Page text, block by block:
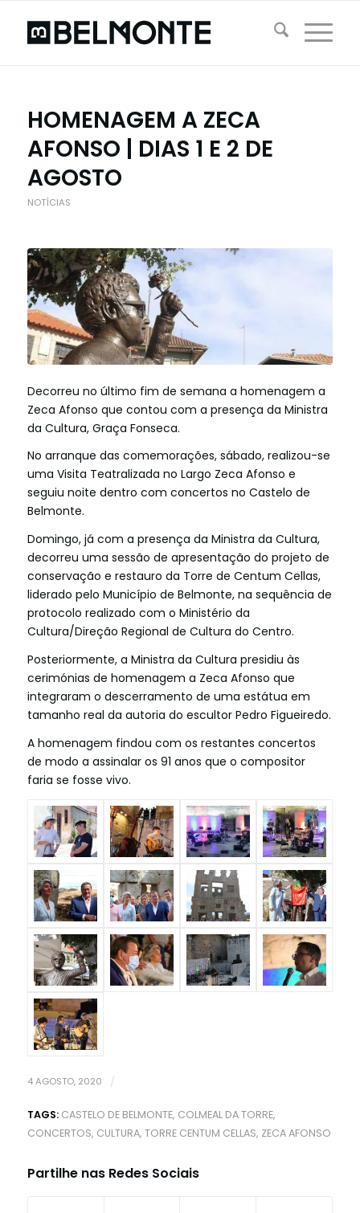
HOMENAGEM A ZECA
AFONSO | DIAS 1 E 2 DE
AGOSTO
NOTÍCIAS
Decorreu no último fim de semana a homenagem a
Zeca Afonso que contou com a presença da Ministra
da Cultura, Graça Fonseca.
No arranque das comemorações, sábado, realizou-se
uma Visita Teatralizada no Largo Zeca Afonso e
seguiu noite dentro com concertos no Castelo de
Belmonte.
Domingo, já com a presença da Ministra da Cultura,
decorreu uma sessão de apresentação do projeto de
conservação e restauro da Torre de Centum Cellas,
liderado pelo Município de Belmonte, na sequência de
protocolo realizado com o Ministério da
Cultura/Direção Regional de Cultura do Centro.
Posteriormente, a Ministra da Cultura presidiu às
cerimónias de homenagem a Zeca Afonso que
integraram o descerramento de uma estátua em
tamanho real da autoria do escultor Pedro Figueiredo.
A homenagem findou com os restantes concertos
de modo a assinalar os 91 anos que o compositor
faria se fosse vivo.
4 AGOSTO, 2020 /
TAGS: CASTELO DE BELMONTE, COLMEAL DA TORRE,
CONCERTOS, CULTURA, TORRE CENTUM CELLAS, ZECA AFONSO
Partilhe nas Redes Sociais